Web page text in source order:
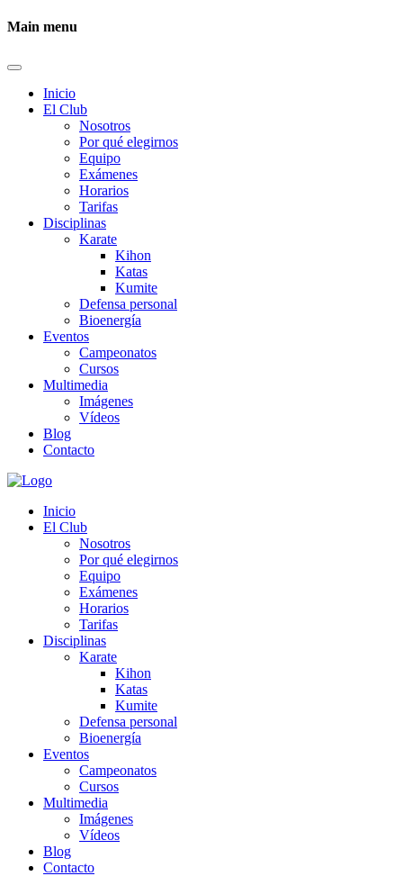
Main menu
Inicio
El Club
Nosotros
Por qué elegirnos
Equipo
Exámenes
Horarios
Tarifas
Disciplinas
Karate
Kihon
Katas
Kumite
Defensa personal
Bioenergía
Eventos
Campeonatos
Cursos
Multimedia
Imágenes
Vídeos
Blog
Contacto
Inicio
El Club
Nosotros
Por qué elegirnos
Equipo
Exámenes
Horarios
Tarifas
Disciplinas
Karate
Kihon
Katas
Kumite
Defensa personal
Bioenergía
Eventos
Campeonatos
Cursos
Multimedia
Imágenes
Vídeos
Blog
Contacto